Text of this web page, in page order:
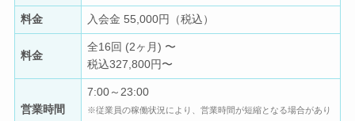
料金 入会金 55,000円（税込）
料金
全16回 (2ヶ月) 〜
税込327,800円〜
営業時間
7:00～23:00
※従業員の稼働状況により、営業時間が短縮となる場合があり